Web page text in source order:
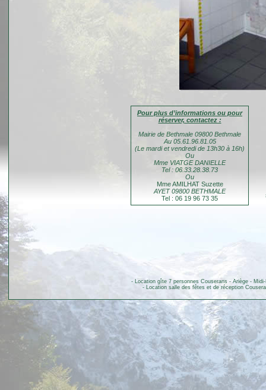
Pour plus d’informations ou pour
réserver, contactez :
Mairie de Bethmale 09800 Bethmale
Au 05.61.96.81.05
(Le mardi et vendredi de 13h30 à 16h)
Ou
Mme VIATGE DANIELLE
Tel : 06.33.28.38.73
Ou
Mme AMILHAT Suzette
AYET 09800 BETHMALE
Tel : 06 19 96 73 35
- Location gîte 7 personnes Couserans - Ariège -
- Location salle des fêtes et de réception